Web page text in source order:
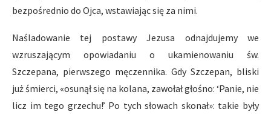
bezpośrednio do Ojca, wstawiając się za nimi.
Naśladowanie tej postawy Jezusa odnajdujemy we
wzruszającym opowiadaniu o ukamienowaniu św.
Szczepana, pierwszego męczennika. Gdy Szczepan, bliski
już śmierci, «osunął się na kolana, zawołał głośno: ‘Panie, nie
licz im tego grzechu!’ Po tych słowach skonał»: takie były